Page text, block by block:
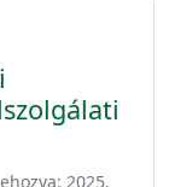
2025.